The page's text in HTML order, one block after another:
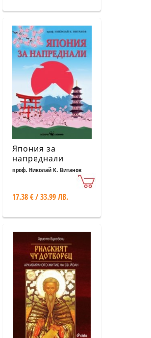
Япония за
напреднали
проф. Николай К. Витанов
17.38 € / 33.99 ЛВ.